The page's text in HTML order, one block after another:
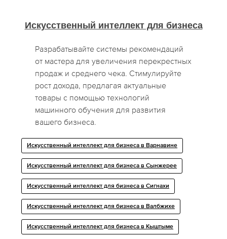
Искусственный интеллект для бизнеса
Разрабатывайте системы рекомендаций
от мастера для увеличения перекрестных
продаж и среднего чека. Стимулируйте
рост дохода, предлагая актуальные
товары с помощью технологий
машинного обучения для развития
вашего бизнеса.
Искусственный интеллект для бизнеса в Варнавине
Искусственный интеллект для бизнеса в Сынжерее
Искусственный интеллект для бизнеса в Сигнахи
Искусственный интеллект для бизнеса в Валбжихе
Искусственный интеллект для бизнеса в Кыштыме